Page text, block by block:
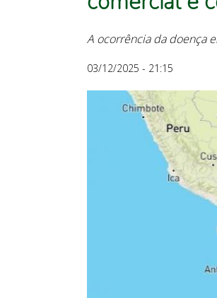
A ocorrência da doença
03/12/2025 - 21:15